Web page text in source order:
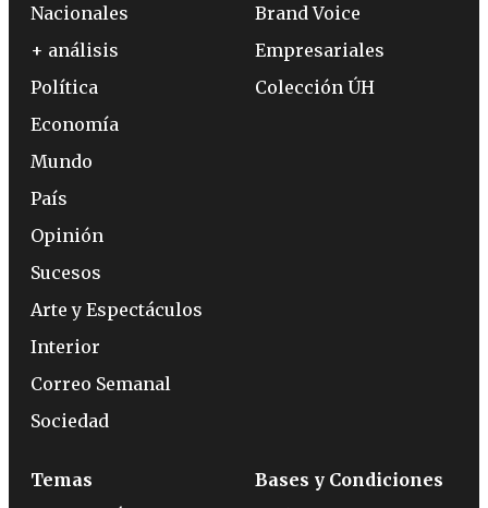
Nacionales
+ análisis
Política
Economía
Mundo
País
Opinión
Sucesos
Arte y Espectáculos
Interior
Correo Semanal
Sociedad
Brand Voice
Empresariales
Colección ÚH
Temas
Bases y Condiciones